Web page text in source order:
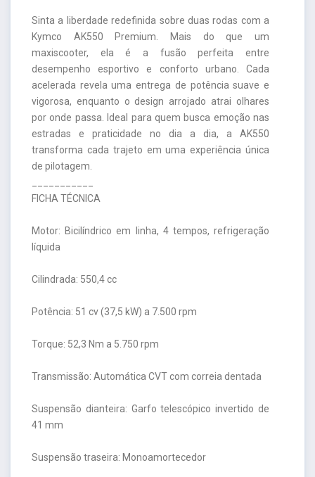
Sinta a liberdade redefinida sobre duas rodas com a
Kymco AK550 Premium. Mais do que um
maxiscooter, ela é a fusão perfeita entre
desempenho esportivo e conforto urbano. Cada
acelerada revela uma entrega de potência suave e
vigorosa, enquanto o design arrojado atrai olhares
por onde passa. Ideal para quem busca emoção nas
estradas e praticidade no dia a dia, a AK550
transforma cada trajeto em uma experiência única
de pilotagem.
FICHA TÉCNICA
Motor: Bicilíndrico em linha, 4 tempos, refrigeração
líquida
Cilindrada: 550,4 cc
Potência: 51 cv (37,5 kW) a 7.500 rpm
Torque: 52,3 Nm a 5.750 rpm
Transmissão: Automática CVT com correia dentada
Suspensão dianteira: Garfo telescópico invertido de
41 mm
Suspensão traseira: Monoamortecedor